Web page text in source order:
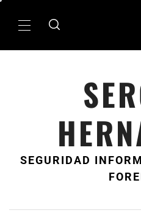
MenÃº
SEGURIDAD